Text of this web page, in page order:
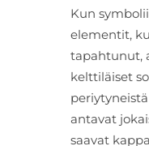
Kun
elementit,
tapahtunut,
kelttiläiset
antavat
saavat